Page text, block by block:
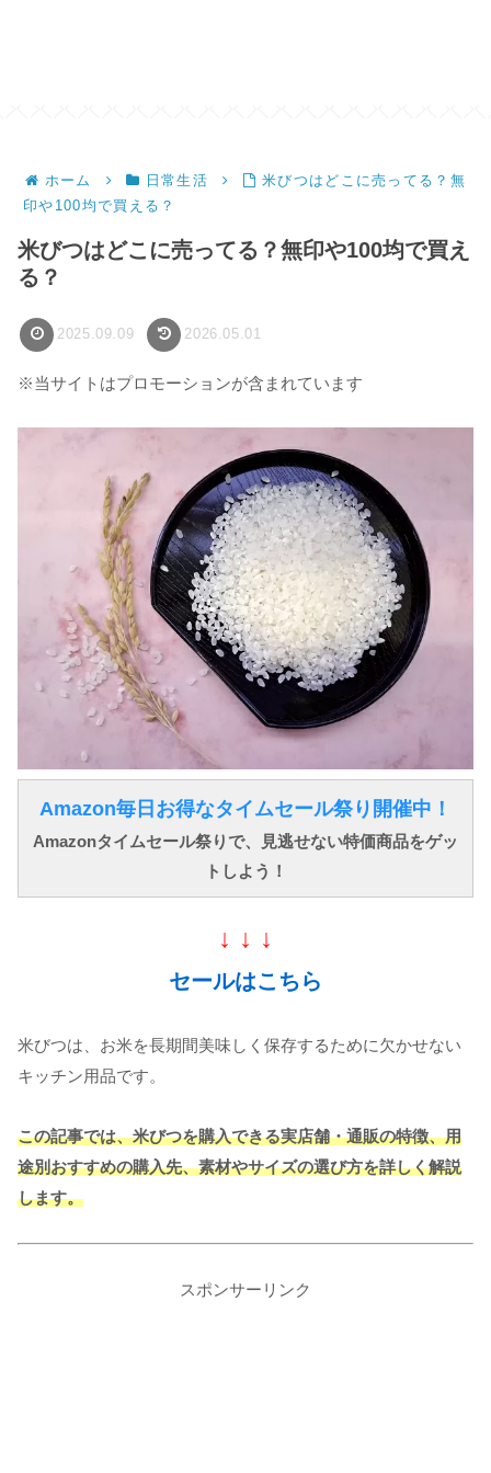
ホーム 日常生活
米びつはどこに売ってる？無
印や100均で買える？
米びつはどこに売ってる？無印や100均で買え
る？
2025.09.09 2026.05.01
※当サイトはプロモーションが含まれています
Amazon毎日お得なタイムセール祭り開催中！
Amazonタイムセール祭りで、見逃せない特価商品をゲッ
トしよう！
↓ ↓ ↓
セールはこちら
米びつは、お米を長期間美味しく保存するために欠かせない
キッチン用品です。
この記事では、米びつを購入できる実店舗・通販の特徴、用
途別おすすめの購入先、素材やサイズの選び方を詳しく解説
します。
スポンサーリンク